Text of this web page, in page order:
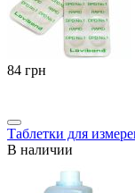
‍84‍ грн
Таблетки для
В наличии